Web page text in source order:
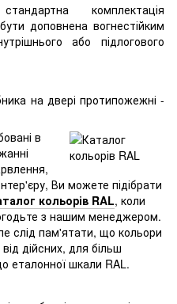
комплектація
доповнена вогнестійким
або підлогового
на двері протипожежні -
в
Ви можете підібрати
кольорів RAL, коли
з нашим менеджером.
слід пам'ятати, що кольори
дійсних, для більш
еталонної шкали RAL.